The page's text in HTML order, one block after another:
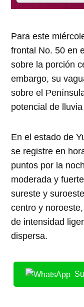
Para este
frontal No. 50 en
sobre la porción
embargo, su
sobre el
potencial de
En el estado de
se registre en
puntos por la
moderada y
sureste y
centro y
de intensidad
dispersa.